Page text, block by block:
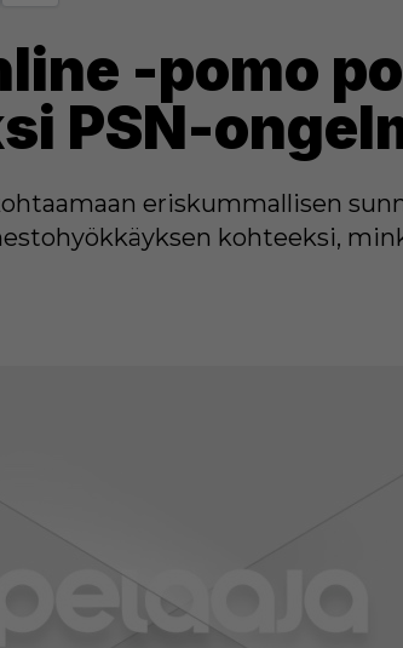
-pomo
PSN-
eriskummallisen
kohteeksi,